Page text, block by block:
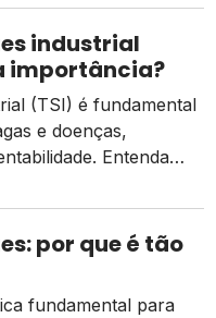
em relação à
ao introduzir os
nas plantas e […]
industrial
importância?
(TSI) é fundamental
e doenças,
Entenda
mas entre as
novo patamar de
industrial
crucial. […]
por que é tão
fundamental para